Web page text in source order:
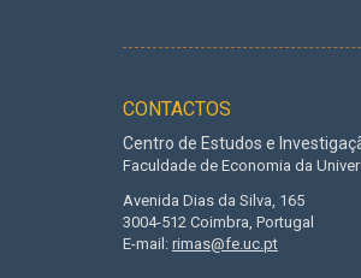
CONTACTOS
Centro de Estudos e
Faculdade de Economia da
Avenida Dias da Silva, 165
3004-512 Coimbra, Portugal
E-mail: rimas@fe.uc.pt